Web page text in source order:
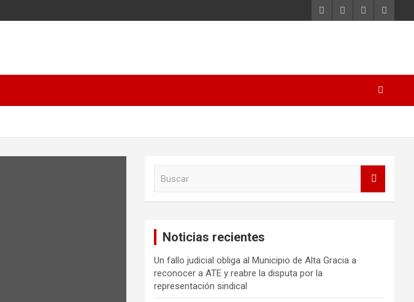
Noticias recientes
Un fallo judicial obliga al Municipio de Alta Gracia a
reconocer a ATE y reabre la disputa por la
representación sindical